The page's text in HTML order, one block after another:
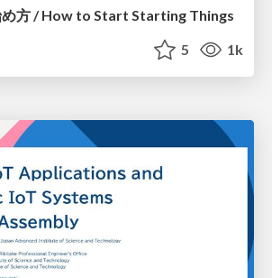
め方 / How to Start Starting Things
5 1k